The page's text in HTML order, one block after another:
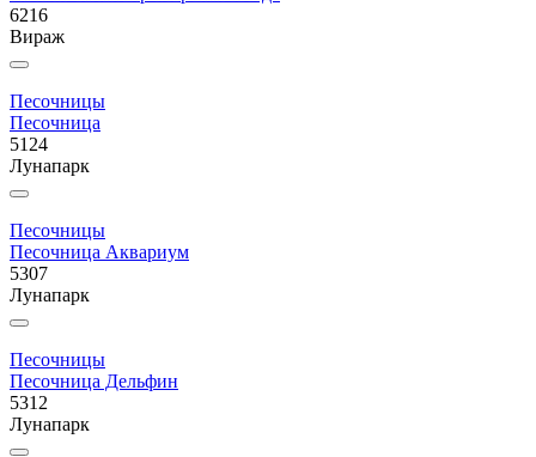
6216
Вираж
Песочницы
Песочница
5124
Лунапарк
Песочницы
Песочница Аквариум
5307
Лунапарк
Песочницы
Песочница Дельфин
5312
Лунапарк